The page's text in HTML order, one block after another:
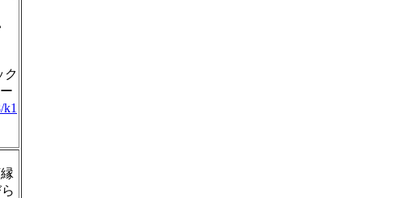
ク
k1